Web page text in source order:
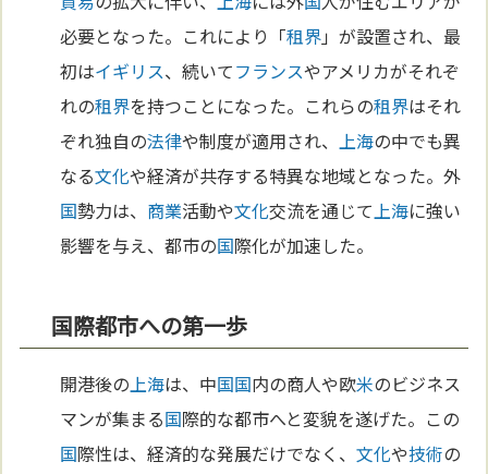
必要となった。これにより「租界」が設置され、最
初はイギリス、続いてフランスやアメリカがそれぞ
れの租界を持つことになった。これらの租界はそれ
ぞれ独自の法律や制度が適用され、上海の中でも異
なる文化や経済が共存する特異な地域となった。外
国勢力は、 商業活動や文化交流を通じて上海に強い
影響を与え、都市の国際化が加速した。
国際都市への第一歩
開港後の上海は、中国国内の商人や欧米のビジネス
マンが集まる国際的な都市へと変貌を遂げた。この
国際性は、経済的な発展だけでなく、文化や技術の